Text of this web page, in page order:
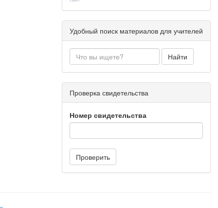
уголок
Удобный поиск материалов для учителей
Найти
Проверка свидетельства
Номер свидетельства
Проверить